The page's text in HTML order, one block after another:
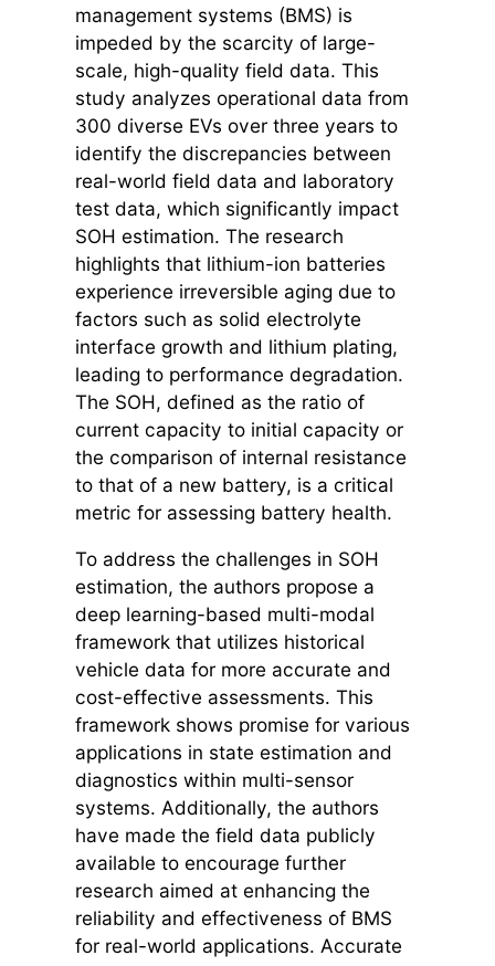
management systems (BMS) is
impeded by the scarcity of large-
scale, high-quality field data. This
study analyzes operational data from
300 diverse EVs over three years to
identify the discrepancies between
real-world field data and laboratory
test data, which significantly impact
SOH estimation. The research
highlights that lithium-ion batteries
experience irreversible aging due to
factors such as solid electrolyte
interface growth and lithium plating,
leading to performance degradation.
The SOH, defined as the ratio of
current capacity to initial capacity or
the comparison of internal resistance
to that of a new battery, is a critical
metric for assessing battery health.
To address the challenges in SOH
estimation, the authors propose a
deep learning-based multi-modal
framework that utilizes historical
vehicle data for more accurate and
cost-effective assessments. This
framework shows promise for various
applications in state estimation and
diagnostics within multi-sensor
systems. Additionally, the authors
have made the field data publicly
available to encourage further
research aimed at enhancing the
reliability and effectiveness of BMS
for real-world applications. Accurate